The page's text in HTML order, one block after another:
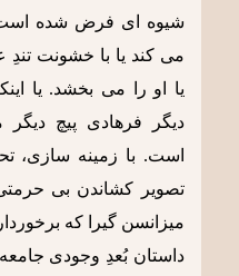
شیوه ای فرض شده است
می کند یا با خشونت تندِ
یا او را می بخشد. یا
دیگر فرهادی پیچ دیگر
است. با زمینه سازی،
تصویر کشاندن بی
میزانسن گیرا که
داستان بُعدِ وجودی